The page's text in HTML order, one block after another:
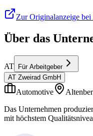
Zur Originalanzeige
Über das
AT
Für Arbeitgeber
AT Zweirad GmbH
Automotive
Das Unternehmen
mit höchstem